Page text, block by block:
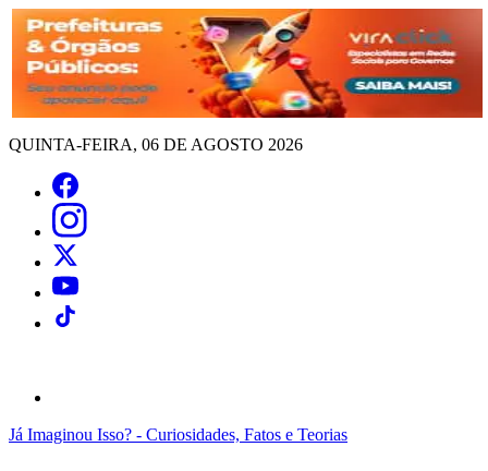
QUINTA-FEIRA, 06 DE AGOSTO 2026
Já Imaginou Isso? - Curiosidades, Fatos e Teorias